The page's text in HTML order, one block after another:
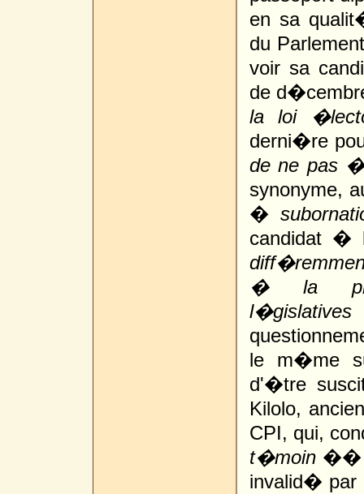
en sa
du
voir sa
de
la loi
derni�re
de ne pas
synonyme,
�
candidat
� la
l�gislatives
le m�me
d'�tre
Kilolo,
CPI, qui,
t�moin ��
invalid� par